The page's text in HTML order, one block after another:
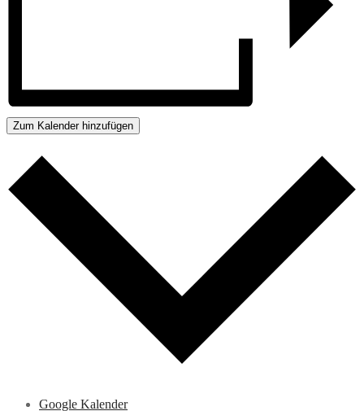
Zum Kalender hinzufügen
Google Kalender